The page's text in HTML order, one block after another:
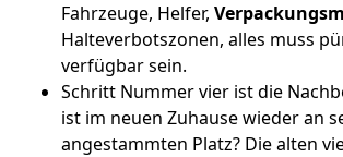
Fahrzeuge, Helfer,
Halteverbotszonen, alles muss
verfügbar sein.
Schritt Nummer vier ist die
ist im neuen Zuhause wieder an
angestammten Platz? Die alten